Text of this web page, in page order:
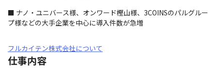
■ ナノ・ユニバース様、オンワード樫山様、3COINSのパルグルー
プ様などの大手企業を中心に導入件数が急増
フルカイテン株式会社について
仕事内容